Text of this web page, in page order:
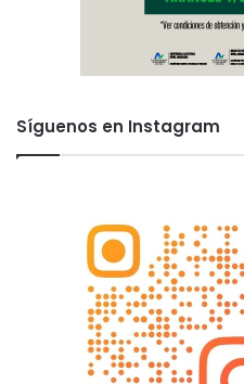
Síguenos en Instagram